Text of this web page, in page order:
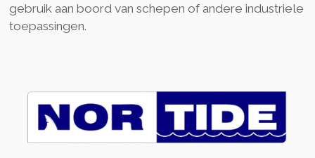
gebruik aan boord van schepen of andere industriele
toepassingen.